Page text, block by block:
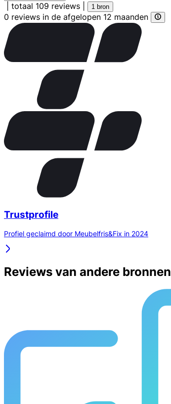
totaal 109 reviews 1 bron
0 reviews in de afgelopen 12 maanden
Trustprofile
Profiel geclaimd door Meubelfris&Fix in 2024
Reviews van andere bronnen